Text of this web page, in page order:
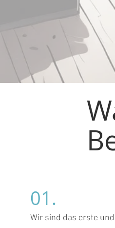
01.
Wir sind das erste